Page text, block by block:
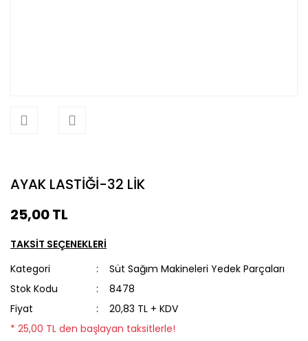
AYAK LASTİĞİ-32 LİK
25,00 TL
TAKSİT SEÇENEKLERİ
Kategori
Süt Sağım Makineleri Yedek Parçaları
Stok Kodu
8478
Fiyat
20,83 TL + KDV
* 25,00 TL den başlayan taksitlerle!